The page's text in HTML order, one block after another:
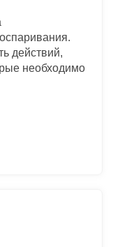
действий,
необходимо